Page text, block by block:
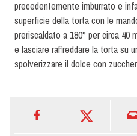
precedentemente imburrato e
superficie della torta con le
preriscaldato a 180° per circa 40
e lasciare raffreddare la torta su
spolverizzare il dolce con